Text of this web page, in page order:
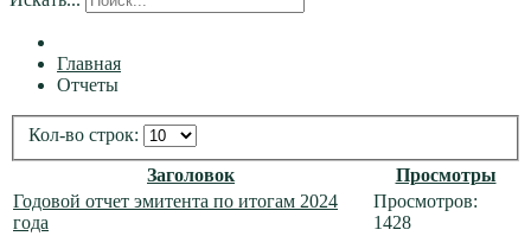
Главная
Отчеты
Кол-во строк:
Заголовок
Просмотры
Годовой отчет эмитента по итогам 2024
года
Просмотров:
1428